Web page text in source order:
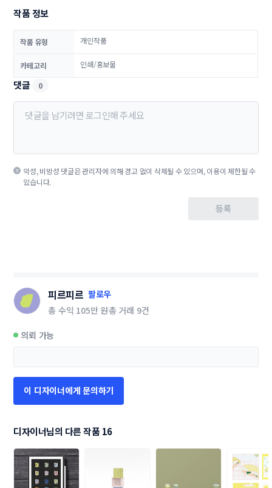
작품 정보
작품 유형 개인작품
카테고리 인쇄/홍보물
댓글 0
악성, 비방성 댓글은 관리자에 의해 경고 없이 삭제될 수 있으며, 이용이 제한될 수
있습니다.
등록
피르피르 팔로우
총 수익 105만 원총 거래 9건
의뢰 가능
이 디자이너에게 문의하기
디자이너님의 다른 작품 16